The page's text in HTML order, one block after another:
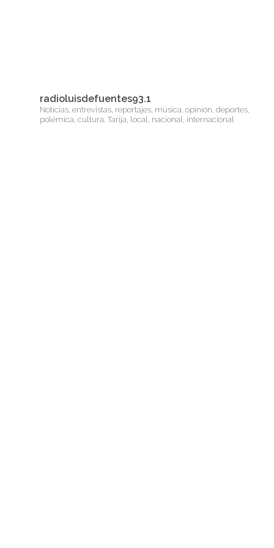
radioluisdefuentes93.1
Noticias, entrevistas, reportajes, música, opinión, deportes,
polémica, cultura, Tarija, local, nacional, internacional